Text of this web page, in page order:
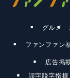
グルメ
ファンファン
広告掲
誤字脱字指